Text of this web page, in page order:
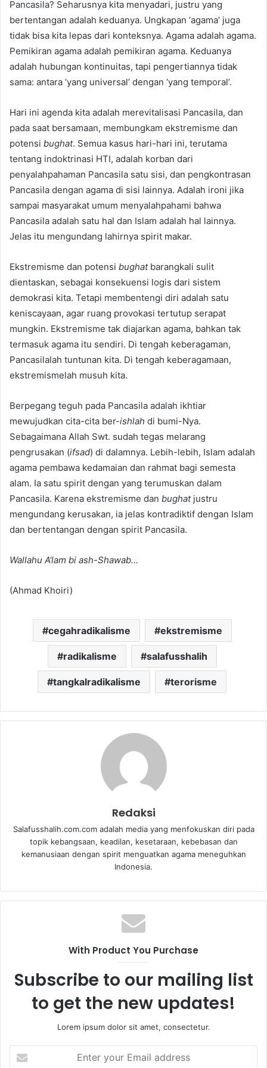
Pancasila? Seharusnya kita menyadari, justru yang
bertentangan adalah keduanya. Ungkapan ‘agama’ juga
tidak bisa kita lepas dari konteksnya. Agama adalah agama.
Pemikiran agama adalah pemikiran agama. Keduanya
adalah hubungan kontinuitas, tapi pengertiannya tidak
sama: antara ‘yang universal’ dengan ‘yang temporal’.
Hari ini agenda kita adalah merevitalisasi Pancasila, dan
pada saat bersamaan, membungkam ekstremisme dan
potensi bughat. Semua kasus hari-hari ini, terutama
tentang indoktrinasi HTI, adalah korban dari
penyalahpahaman Pancasila satu sisi, dan pengkontrasan
Pancasila dengan agama di sisi lainnya. Adalah ironi jika
sampai masyarakat umum menyalahpahami bahwa
Pancasila adalah satu hal dan Islam adalah hal lainnya.
Jelas itu mengundang lahirnya spirit makar.
Ekstremisme dan potensi bughatbarangkali sulit
dientaskan, sebagai konsekuensi logis dari sistem
demokrasi kita. Tetapi membentengi diri adalah satu
keniscayaan, agar ruang provokasi tertutup serapat
mungkin. Ekstremisme tak diajarkan agama, bahkan tak
termasuk agama itu sendiri. Di tengah keberagaman,
Pancasilalah tuntunan kita. Di tengah keberagamaan,
ekstremismelah musuh kita.
Berpegang teguh pada Pancasila adalah ikhtiar
mewujudkan cita-cita ber-ishlah di bumi-Nya.
Sebagaimana Allah Swt. sudah tegas melarang
pengrusakan (ifsad) di dalamnya. Lebih-lebih, Islam adalah
agama pembawa kedamaian dan rahmat bagi semesta
alam. Ia satu spirit dengan yang terumuskan dalam
Pancasila. Karena ekstremisme dan bughatjustru
mengundang kerusakan, ia jelas kontradiktif dengan Islam
dan bertentangan dengan spirit Pancasila.
Wallahu A‘lam bi ash-Shawab…
(Ahmad Khoiri)
cegahradikalisme ekstremisme
radikalisme salafusshalih
tangkalradikalisme terorisme
Redaksi
Salafusshalih.com.com adalah media yang menfokuskan diri pada
topik kebangsaan, keadilan, kesetaraan, kebebasan dan
kemanusiaan dengan spirit menguatkan agama meneguhkan
Indonesia.
With Product You Purchase
Subscribe to our mailing list
to get the new updates!
Lorem ipsum dolor sit amet, consectetur.